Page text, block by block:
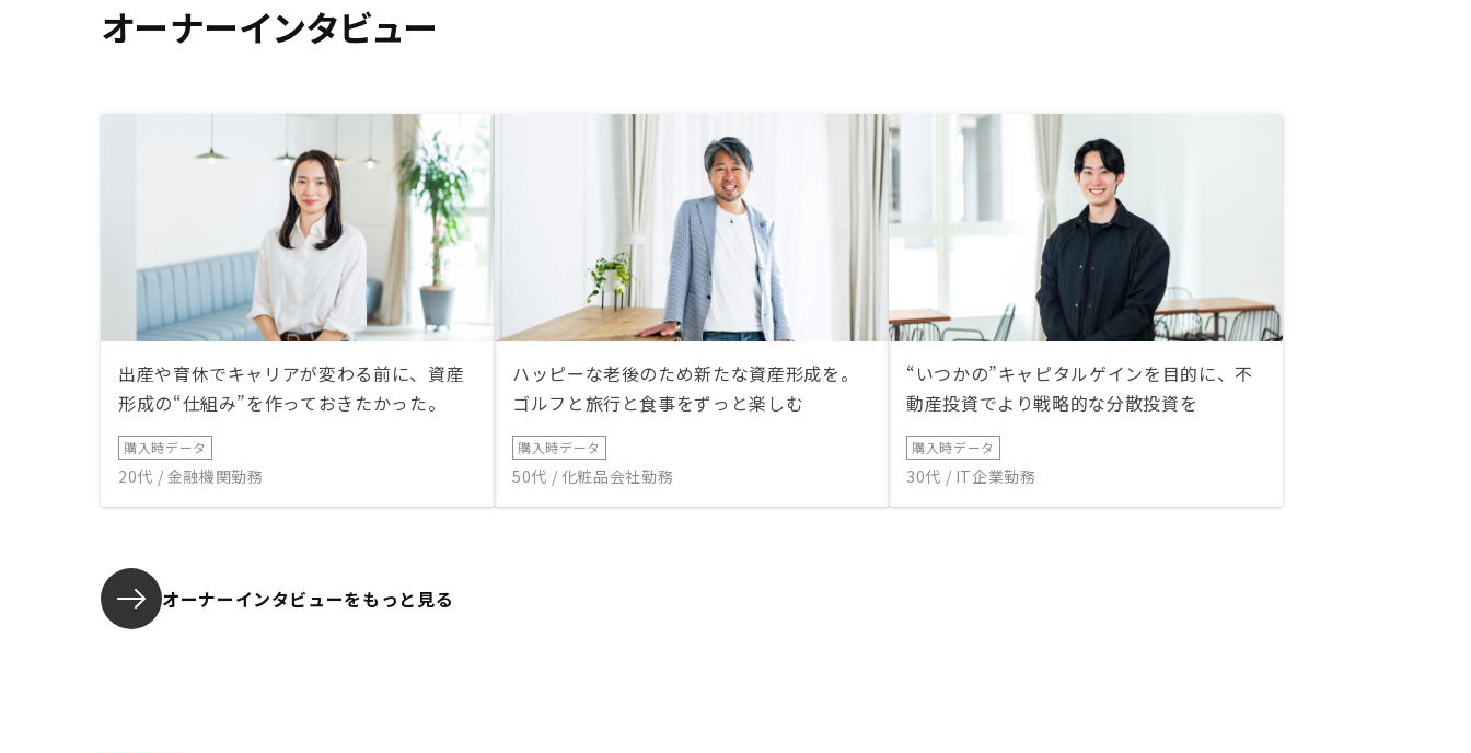
オーナーインタビュー
出産や育休でキャリアが変わる前に、資産
形成の“仕組み”を作っておきたかった。
購入時データ
20代 / 金融機関勤務
ハッピーな老後のため新たな資産形成を。
ゴルフと旅行と食事をずっと楽しむ
購入時データ
50代 / 化粧品会社勤務
“いつかの”キャピタルゲインを目的に、不
動産投資でより戦略的な分散投資を
購入時データ
30代 / IT企業勤務
オーナーインタビューをもっと見る